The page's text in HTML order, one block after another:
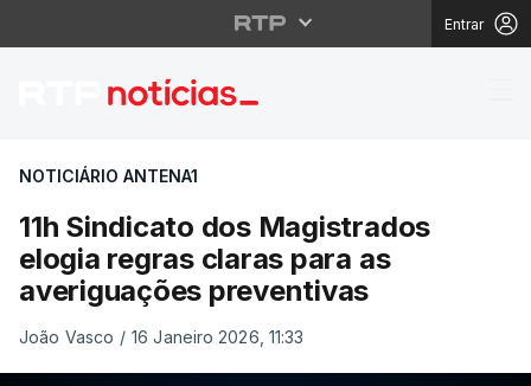
Entrar
11h Sindicato dos
NOTICIÁRIO ANTENA1
11h Sindicato dos Magistrados
elogia regras claras para as
averiguações preventivas
João Vasco / 16 Janeiro 2026, 11:33